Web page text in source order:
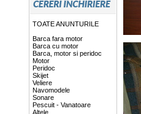
TOATE ANUNTURILE
Barca fara motor
Barca cu motor
Barca, motor si peridoc
Motor
Peridoc
Skijet
Veliere
Navomodele
Sonare
Pescuit - Vanatoare
Altele